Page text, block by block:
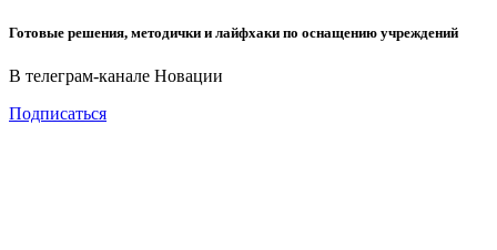
Готовые решения, методички и лайфхаки по оснащению учреждений
В телеграм-канале Новации
Подписаться